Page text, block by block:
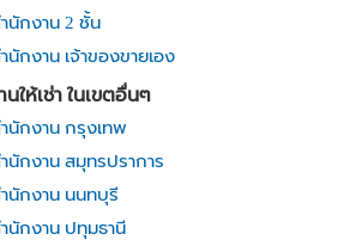
นักงาน 2 ชั้น
กงาน เจ้าของขายเอง
ให้เช่า ในเขตอื่นๆ
นักงาน กรุงเทพ
นักงาน สมุทรปราการ
นักงาน นนทบุรี
นักงาน ปทุมธานี